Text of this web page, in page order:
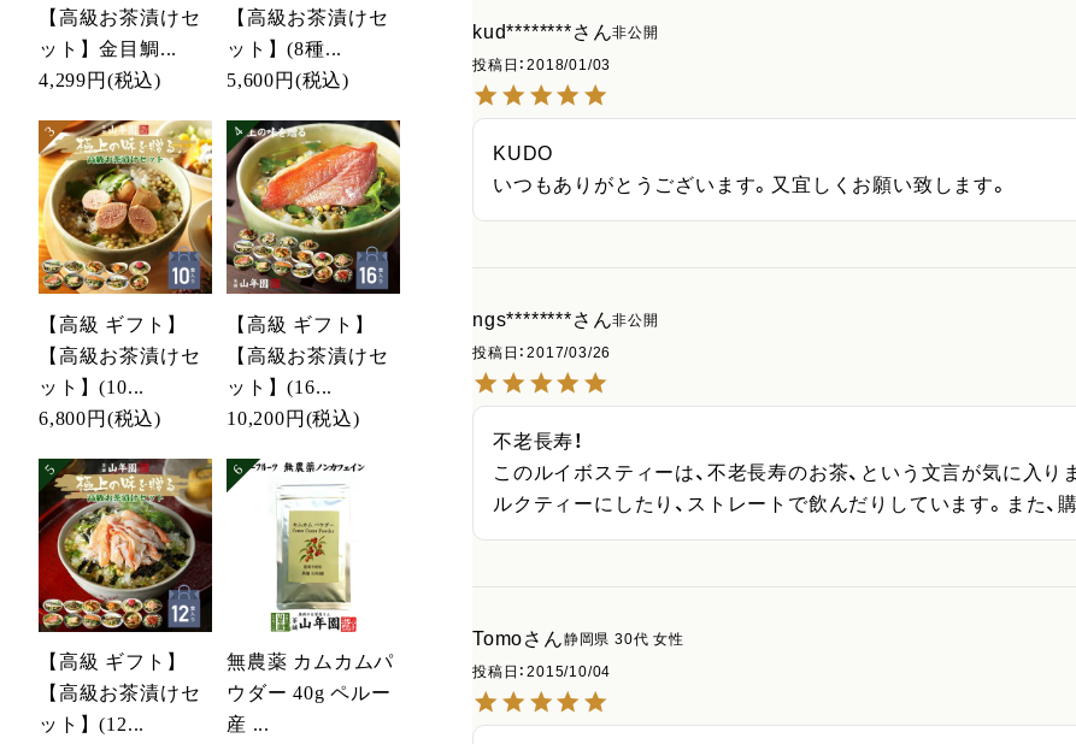
【高級お茶漬けセ
ット】金目鯛...
4,299円 (税込)
【高級お茶漬けセ
ット】(8種...
5,600円 (税込)
【高級 ギフト】
【高級お茶漬けセ
ット】(10...
6,800円 (税込)
【高級 ギフト】
【高級お茶漬けセ
ット】(16...
10,200円 (税込)
【高級 ギフト】
【高級お茶漬けセ
ット】(12...
無農薬 カムカムパ
ウダー 40g ペルー
産 ...
kud********
非公開
投稿日
2018/01/03
KUDO
いつもありがとうございます。又宜しくお願い致します。
ngs********
非公開
投稿日
2017/03/26
不老長寿！
このルイボスティーは、不老長寿のお茶、という文言が気に入
ルクティーにしたり、ストレートで飲んだりしています。また、
Tomo 静岡県 30代 女性
投稿日
2015/10/04